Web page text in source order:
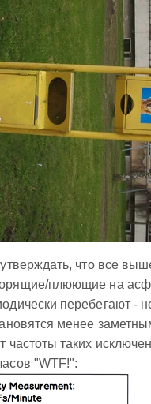
что все
плюющие на
перебегают -
менее
частоты таких
"WTF!":